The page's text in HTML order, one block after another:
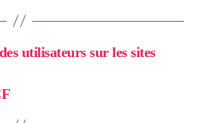
utilisateurs sur les sites